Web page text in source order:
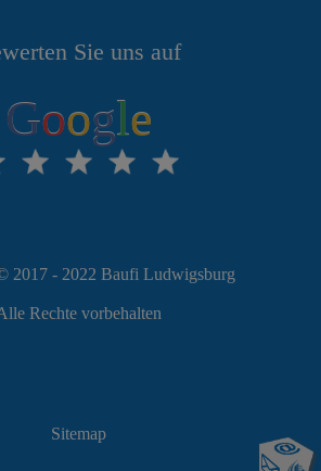
Sie uns auf
Google
2017 - 2022 Baufi Ludwigsburg
Rechte vorbehalten
Sitemap